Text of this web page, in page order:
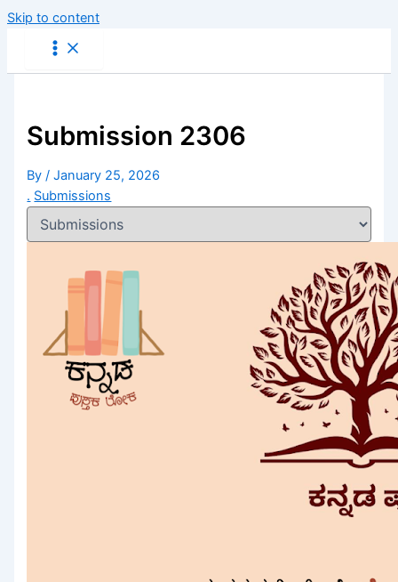
Skip to content
Submission 2306
By/January 25, 2026
. Submissions